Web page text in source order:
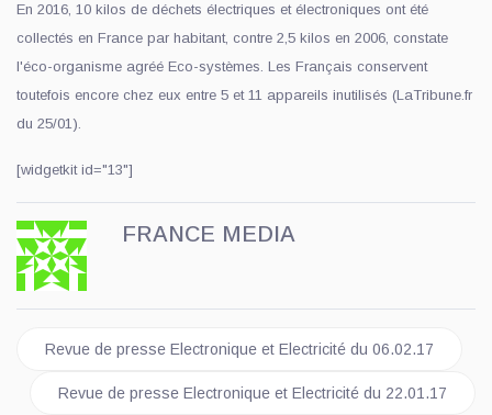
En 2016, 10 kilos de déchets électriques et électroniques ont été
collectés en France par habitant, contre 2,5 kilos en 2006, constate
l'éco-organisme agréé Eco-systèmes. Les Français conservent
toutefois encore chez eux entre 5 et 11 appareils inutilisés (LaTribune.fr
du 25/01).
[widgetkit id="13"]
FRANCE MEDIA
Article précédent : Revue de presse Electronique et Electricité
Revue de presse Electronique et Electricité du 06.02.17
Article suivant : Revue de presse Electronique et Electricité
Revue de presse Electronique et Electricité du 22.01.17